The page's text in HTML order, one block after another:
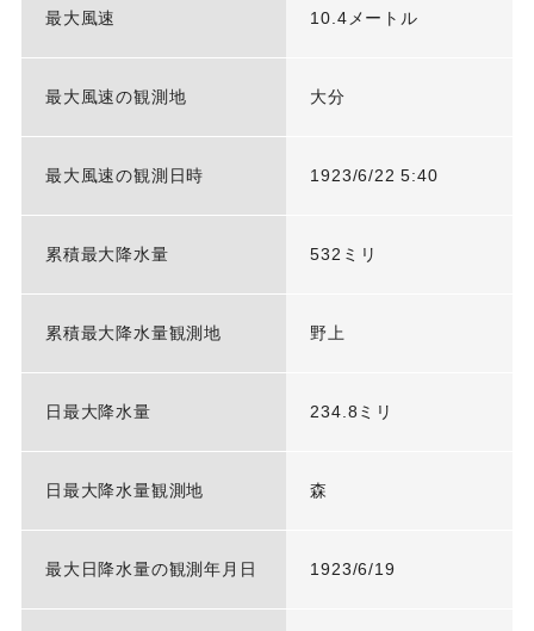
最大風速 10.4メートル
最大風速の観測地 大分
最大風速の観測日時 1923/6/22 5:40
累積最大降水量 532ミリ
累積最大降水量観測地 野上
日最大降水量 234.8ミリ
日最大降水量観測地 森
最大日降水量の観測年月日 1923/6/19